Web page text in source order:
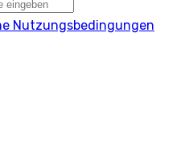
Nutzungsbedingungen